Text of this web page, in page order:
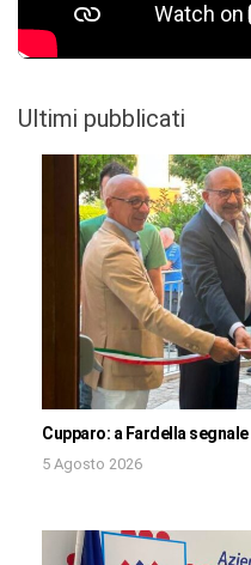
Ultimi pubblicati
Cupparo: a Fardella
5 Agosto 2026